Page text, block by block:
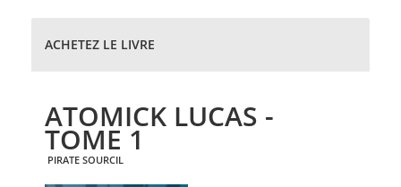
ACHETEZ LE LIVRE
ATOMICK LUCAS -
TOME 1
PIRATE SOURCIL